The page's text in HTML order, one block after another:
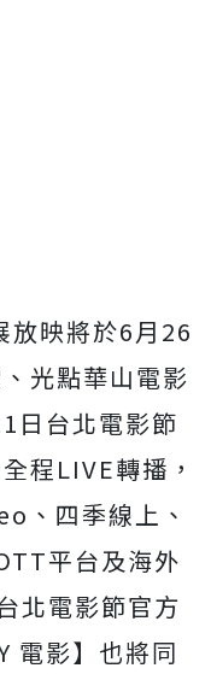
放映將於6月26
光點華山電影
日台北電影節
程LIVE轉播，
、四季線上、
平台及海外
北電影節官方
電影】也將同